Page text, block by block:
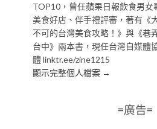
TOP10，曾任蘋果日報飲食男女
美食好店、伴手禮評審，著有《
不可的台灣美食攻略！》與《巷
台中》兩本書，現任台灣自媒體
體 linktr.ee/zine1215
顯示完整個人檔案 →
=廣告=